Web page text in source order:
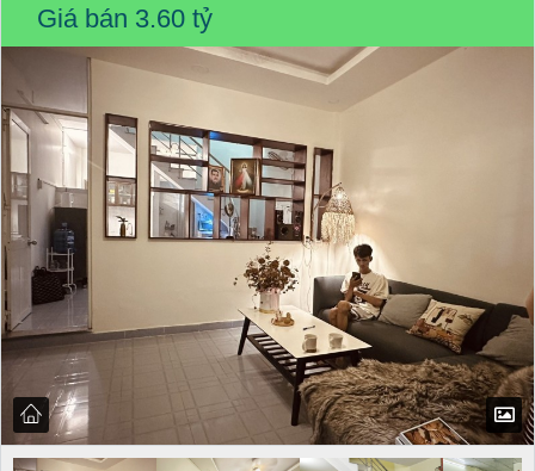
Giá bán 3.60 tỷ